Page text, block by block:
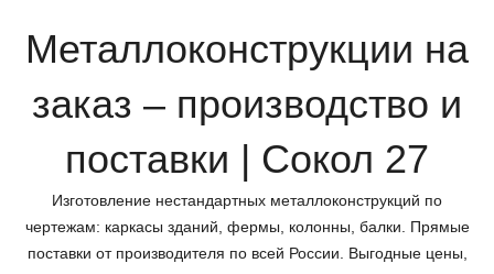
Металлоконструкции на
заказ – производство и
поставки | Сокол 27
Изготовление нестандартных металлоконструкций по
чертежам: каркасы зданий, фермы, колонны, балки. Прямые
поставки от производителя по всей России. Выгодные цены,